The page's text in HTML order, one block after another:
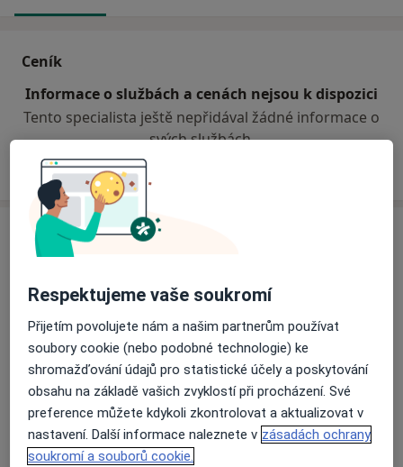
Ceník
Informace o službách a cenách nejsou k dispozici
Tento specialista ještě nepřidával žádné informace o
svých službách.
Adresa
Na Sadech 7, České Budějovice37001
Přiblížit mapuse otevře v nové záložce
Dostupnost
Na této adrese online kalendář není aktivní
Co mám v takové situaci udělat?
Respektujeme vaše soukromí
Přijetím povolujete nám a našim partnerům používat
soubory cookie (nebo podobné technologie) ke
shromažďování údajů pro statistické účely a poskytování
obsahu na základě vašich zvyklostí při procházení. Své
preference můžete kdykoli zkontrolovat a aktualizovat v
nastavení. Další informace naleznete v zásadách ochrany
soukromí a souborů cookie.